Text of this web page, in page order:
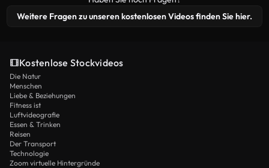
unsererAPI-Dokumentation.
Weitere Fragen zu unseren kostenlosen Videos finden Sie hier.
Kostenlose Stockvideos
Die Natur
Menschen
Liebe & Beziehungen
Fitness ist
Luftvideografie
Essen & Trinken
Reisen
Der Transport
Technologie
Zoom virtuelle Hintergründe